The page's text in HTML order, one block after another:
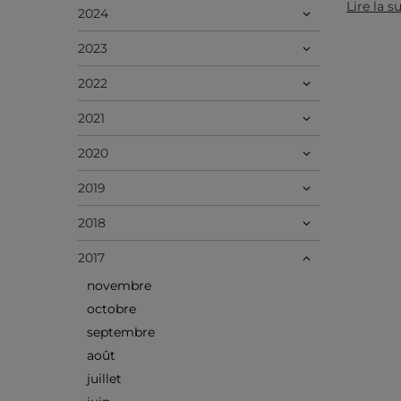
2024
2023
2022
2021
2020
2019
2018
2017
novembre
octobre
septembre
août
juillet
Lire la